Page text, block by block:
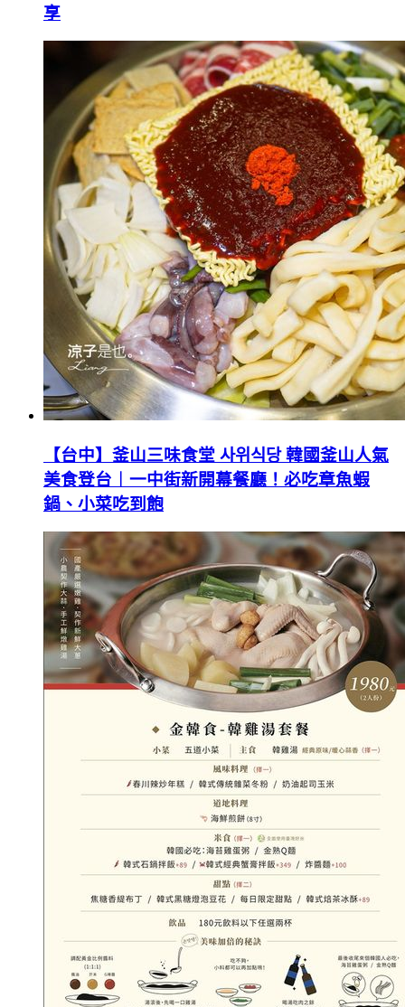
享
【台中】釜山三味食堂 사위식당 韓國釜山人氣
美食登台︱一中街新開幕餐廳！必吃章魚蝦
鍋、小菜吃到飽